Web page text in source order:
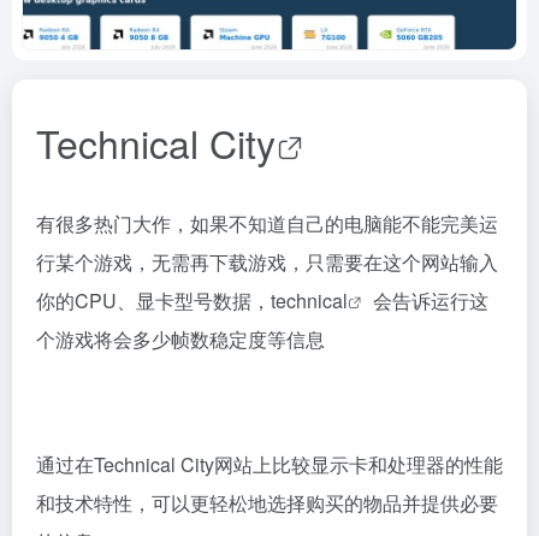
Technical City
有很多热门大作，如果不知道自己的电脑能不能完美运
行某个游戏，无需再下载游戏，只需要在这个网站输入
你的CPU、显卡型号数据， technical
会告诉运行这
个游戏将会多少帧数稳定度等信息
通过在Technical City网站上比较显示卡和处理器的性能
和技术特性，可以更轻松地选择购买的物品并提供必要